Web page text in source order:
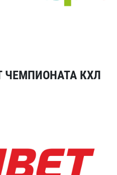
ЧЕМПИОНАТА КХЛ